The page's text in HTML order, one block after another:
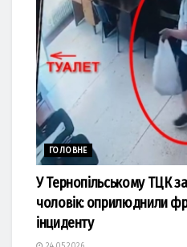
ГОЛОВНЕ
У Тернопільському ТЦК
чоловік: оприлюднили
інциденту